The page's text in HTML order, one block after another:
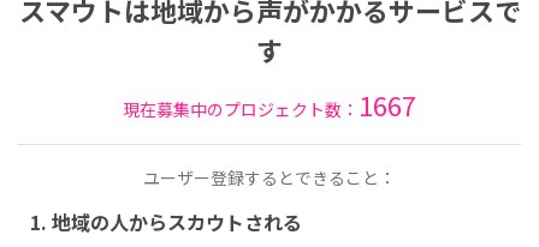
スマウトは地域から声がかかるサービスで
す
現在募集中のプロジェクト数： 1667
ユーザー登録するとできること：
1. 地域の人からスカウトされる